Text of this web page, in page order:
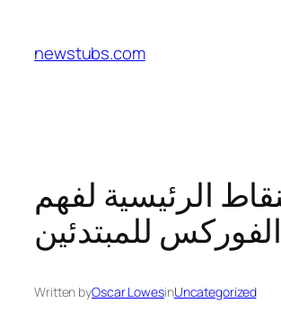
content
newstubs.com
الرئيسية لفهم
للمبتدئين
Written byOscar LowesinUncategorized